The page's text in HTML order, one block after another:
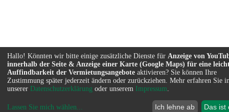
Hallo! Könnten wir bitte einige zusätzliche Dienste für Anzeige von
innerhalb der Seite & Anzeige einer Karte (Google Maps) für eine
Auffindbarkeit der Vermietungsangebote aktivieren? Sie können Ihre
Zustimmung später jederzeit ändern oder zurückziehen. Mehr erfahren Sie
unserer Datenschutzerklärung oder unserem Impressum
Lassen Sie mich wählen... Ich lehne ab Das ist